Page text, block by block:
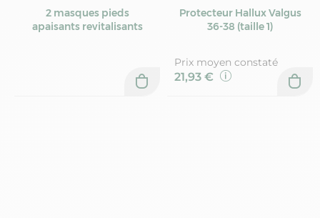
2 masques pieds
apaisants revitalisants
Protecteur Hallux Valgus
36-38 (taille 1)
Prix moyen constaté
21,93 €